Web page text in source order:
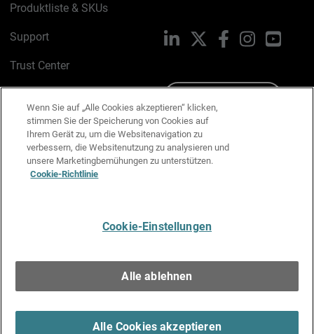
Produktliste & SKUs
Support
Trust Center
Cookie-Richtlinie
Datenschutzrichtlinie
Media & Brand Kit
LinkedIn FacebookInstagram
Wenn Sie auf „Alle Cookies akzeptieren“ klicken,
stimmen Sie der Speicherung von Cookies auf
Ihrem Gerät zu, um die Websitenavigation zu
verbessern, die Websitenutzung zu analysieren und
unsere Marketingbemühungen zu unterstützen.
Cookie-Richtlinie
Cookie-Einstellungen
Alle ablehnen
Alle Cookies akzeptieren